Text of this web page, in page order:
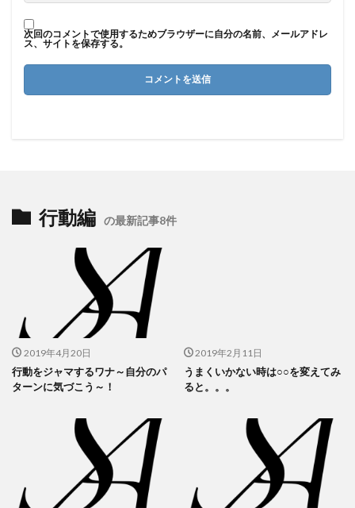
次回のコメントで使用するためブラウザーに自分の名前、メールアドレ
ス、サイトを保存する。
行動編 の最新記事8件
2019年4月20日
行動をジャマするワナ～自分のパ
ターンに気づこう～！
2019年2月11日
うまくいかない時は○○を変えてみ
ると。。。